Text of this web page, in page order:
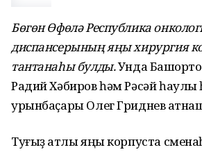
Бөгөн Өфөлә Республика
диспансерының яңы хирургия
тантанаһы булды.Унда
Радий Хәбиров һәм Рәсәй
урынбаҫары Олег Гриднев
Туғыҙ ҡатлы яңы корпуста